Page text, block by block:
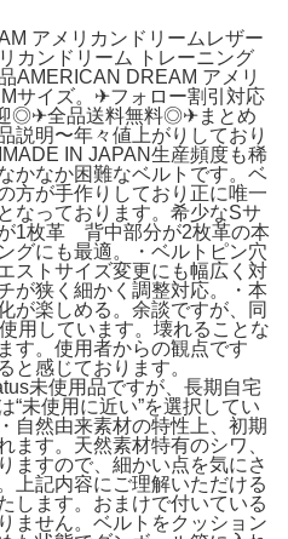
アメリカンドリームレザー
カンドリーム トレーニング
AMERICAN DREAM アメリ
サイズ。✈︎フォロー割引対応
◎✈︎全品送料無料◎✈︎まとめ
説明〜年々値上がりしており
IN JAPAN生産頻度も稀
かなか困難なベルトです。ベ
方が手作りしており正に唯一
なっております。希少なSサ
1枚革 背中部分が2枚革の本
グにも最適。・ベルトピン穴
ストサイズ変更にも幅広く対
が狭く細かく調整対応。・本
が楽しめる。余談ですが、同
用しています。壊れることな
す。使用者からの観点です
と感じております。
未使用品ですが、長期自宅
“未使用に近い”を選択してい
自然由来素材の特性上、初期
ます。天然素材特有のシワ、
ますので、細かい点を気にさ
上記内容にご理解いただける
します。おまけで付いている
ません。ベルトをクッション